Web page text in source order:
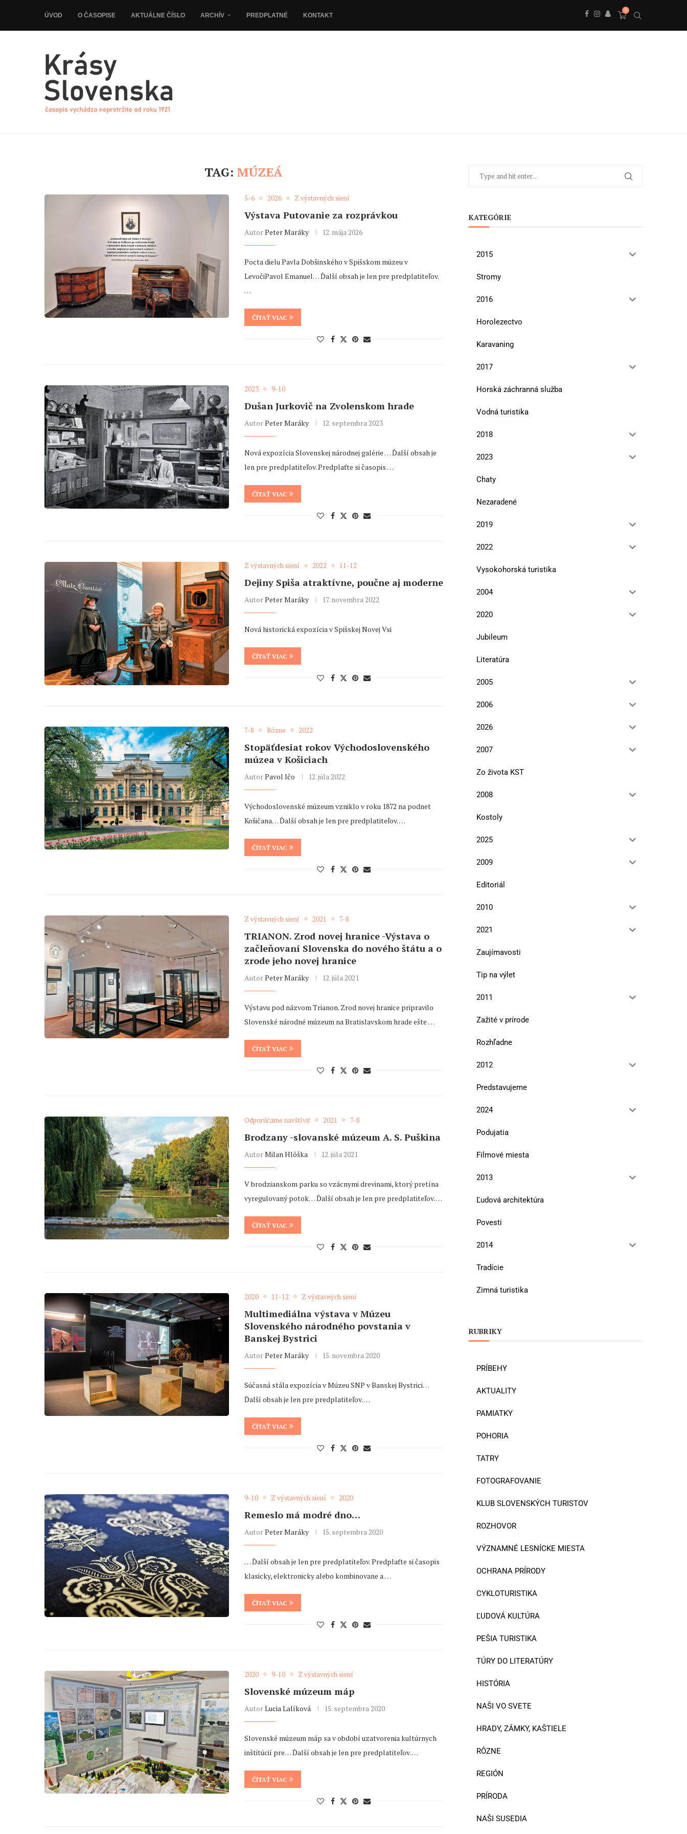
ÚVOD O ČASOPISE AKTUÁLNE ČÍSLO ARCHÍV PREDPLATNÉ KONTAKT
0
TAG: MÚZEÁ
5-6 2026 Z výstavných siení
Výstava Putovanie za rozprávkou
AutorPeter Maráky 12. mája 2026
Pocta dielu Pavla Dobšinského v Spišskom múzeu v
LevočiPavol Emanuel… Ďalší obsah je len pre predplatiteľov.
…
ČÍTAŤ VIAC
2023 9-10
Dušan Jurkovič na Zvolenskom hrade
AutorPeter Maráky 12. septembra 2023
Nová expozícia Slovenskej národnej galérie … Ďalší obsah je
len pre predplatiteľov. Predplaťte si časopis …
ČÍTAŤ VIAC
Z výstavných siení 2022 11-12
Dejiny Spiša atraktívne, poučne aj moderne
AutorPeter Maráky 17. novembra 2022
Nová historická expozícia v Spišskej Novej Vsi
ČÍTAŤ VIAC
7-8 Rôzne 2022
Stopäťdesiat rokov Východoslovenského
múzea v Košiciach
AutorPavol Ičo 12. júla 2022
Východoslovenské múzeum vzniklo v roku 1872 na podnet
Košičana… Ďalší obsah je len pre predplatiteľov. …
ČÍTAŤ VIAC
Z výstavných siení 2021 7-8
TRIANON. Zrod novej hranice -Výstava o
začleňovaní Slovenska do nového štátu a o
zrode jeho novej hranice
AutorPeter Maráky 12. júla 2021
Výstavu pod názvom Trianon. Zrod novej hranice pripravilo
Slovenské národné múzeum na Bratislavskom hrade ešte …
ČÍTAŤ VIAC
Odporúčame navštíviť 2021 7-8
Brodzany -slovanské múzeum A. S. Puškina
AutorMilan Hlôška 12. júla 2021
V brodzianskom parku so vzácnymi drevinami, ktorý pretína
vyregulovaný potok… Ďalší obsah je len pre predplatiteľov. …
ČÍTAŤ VIAC
2020 11-12 Z výstavných siení
Multimediálna výstava v Múzeu
Slovenského národného povstania v
Banskej Bystrici
AutorPeter Maráky 15. novembra 2020
Súčasná stála expozícia v Múzeu SNP v Banskej Bystrici…
Ďalší obsah je len pre predplatiteľov. …
ČÍTAŤ VIAC
9-10 Z výstavných siení 2020
Remeslo má modré dno…
AutorPeter Maráky 15. septembra 2020
… Ďalší obsah je len pre predplatiteľov. Predplaťte si časopis
klasicky, elektronicky alebo kombinovane a …
ČÍTAŤ VIAC
2020 9-10 Z výstavných siení
Slovenské múzeum máp
AutorLucia Lalíková 15. septembra 2020
Slovenské múzeum máp sa v období uzatvorenia kultúrnych
inštitúcií pre… Ďalší obsah je len pre predplatiteľov. …
ČÍTAŤ VIAC
KATEGÓRIE
2015
Stromy
2016
Horolezectvo
Karavaning
2017
Horská záchranná služba
Vodná turistika
2018
2023
Chaty
Nezaradené
2019
2022
Vysokohorská turistika
2004
2020
Jubileum
Literatúra
2005
2006
2026
2007
Zo života KST
2008
Kostoly
2025
2009
Editoriál
2010
2021
Zaujímavosti
Tip na výlet
2011
Zažité v prírode
Rozhľadne
2012
Predstavujeme
2024
Podujatia
Filmové miesta
2013
Ľudová architektúra
Povesti
2014
Tradície
Zimná turistika
RUBRIKY
PRÍBEHY
AKTUALITY
PAMIATKY
POHORIA
TATRY
FOTOGRAFOVANIE
KLUB SLOVENSKÝCH TURISTOV
ROZHOVOR
VÝZNAMNÉ LESNÍCKE MIESTA
OCHRANA PRÍRODY
CYKLOTURISTIKA
ĽUDOVÁ KULTÚRA
PEŠIA TURISTIKA
TÚRY DO LITERATÚRY
HISTÓRIA
NAŠI VO SVETE
HRADY, ZÁMKY, KAŠTIELE
RÔZNE
REGIÓN
PRÍRODA
NAŠI SUSEDIA